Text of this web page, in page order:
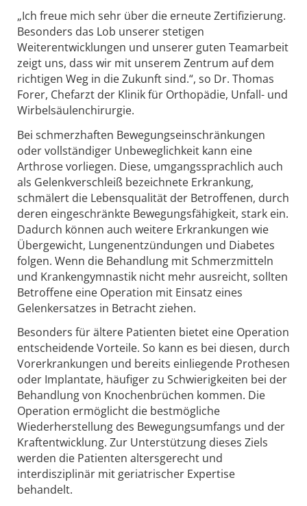
„Ich freue mich sehr über die erneute Zertifizierung.
Besonders das Lob unserer stetigen
Weiterentwicklungen und unserer guten Teamarbeit
zeigt uns, dass wir mit unserem Zentrum auf dem
richtigen Weg in die Zukunft sind.“, so Dr. Thomas
Forer, Chefarzt der Klinik für Orthopädie, Unfall- und
Wirbelsäulenchirurgie.
Bei schmerzhaften Bewegungseinschränkungen
oder vollständiger Unbeweglichkeit kann eine
Arthrose vorliegen. Diese, umgangssprachlich auch
als Gelenkverschleiß bezeichnete Erkrankung,
schmälert die Lebensqualität der Betroffenen, durch
deren eingeschränkte Bewegungsfähigkeit, stark ein.
Dadurch können auch weitere Erkrankungen wie
Übergewicht, Lungenentzündungen und Diabetes
folgen. Wenn die Behandlung mit Schmerzmitteln
und Krankengymnastik nicht mehr ausreicht, sollten
Betroffene eine Operation mit Einsatz eines
Gelenkersatzes in Betracht ziehen.
Besonders für ältere Patienten bietet eine Operation
entscheidende Vorteile. So kann es bei diesen, durch
Vorerkrankungen und bereits einliegende Prothesen
oder Implantate, häufiger zu Schwierigkeiten bei der
Behandlung von Knochenbrüchen kommen. Die
Operation ermöglicht die bestmögliche
Wiederherstellung des Bewegungsumfangs und der
Kraftentwicklung. Zur Unterstützung dieses Ziels
werden die Patienten altersgerecht und
interdisziplinär mit geriatrischer Expertise
behandelt.